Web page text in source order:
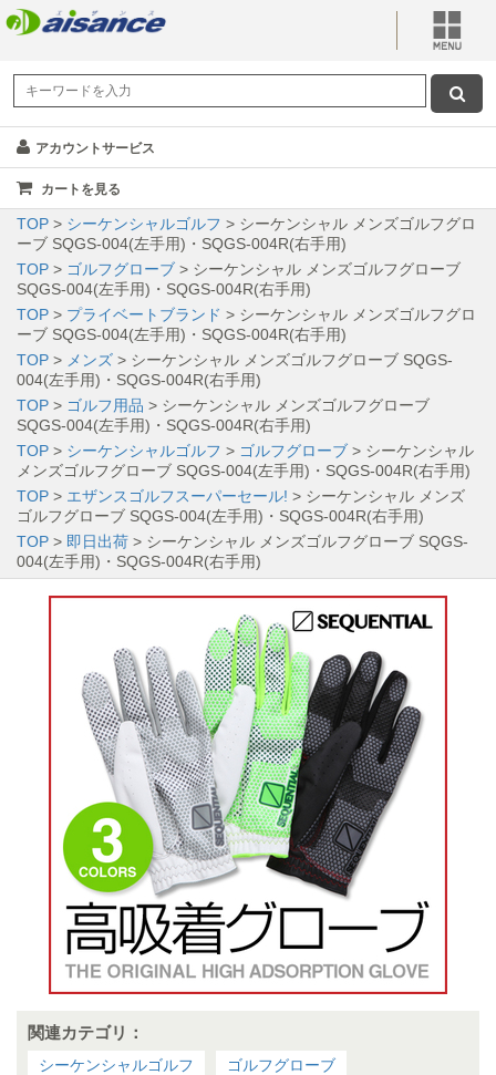
アカウントサービス
カートを見る
TOP > シーケンシャルゴルフ > シーケンシャル メンズゴルフグロ
ーブ SQGS-004(左手用)・SQGS-004R(右手用)
TOP > ゴルフグローブ > シーケンシャル メンズゴルフグローブ
SQGS-004(左手用)・SQGS-004R(右手用)
TOP > プライベートブランド > シーケンシャル メンズゴルフグロ
ーブ SQGS-004(左手用)・SQGS-004R(右手用)
TOP > メンズ > シーケンシャル メンズゴルフグローブ SQGS-
004(左手用)・SQGS-004R(右手用)
TOP > ゴルフ用品 > シーケンシャル メンズゴルフグローブ
SQGS-004(左手用)・SQGS-004R(右手用)
TOP > シーケンシャルゴルフ > ゴルフグローブ > シーケンシャル
メンズゴルフグローブ SQGS-004(左手用)・SQGS-004R(右手用)
TOP > エザンスゴルフスーパーセール! > シーケンシャル メンズ
ゴルフグローブ SQGS-004(左手用)・SQGS-004R(右手用)
TOP > 即日出荷 > シーケンシャル メンズゴルフグローブ SQGS-
004(左手用)・SQGS-004R(右手用)
関連カテゴリ：
シーケンシャルゴルフ ゴルフグローブ